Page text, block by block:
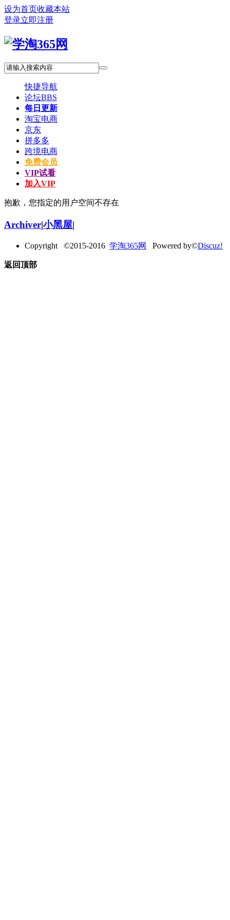
设为首页收藏本站
登录立即注册
快捷导航
论坛BBS
每日更新
淘宝电商
京东
拼多多
跨境电商
免费会员
VIP试看
加入VIP
抱歉，您指定的用户空间不存在
Archiver|小黑屋|
Copyright ©2015-2016 学淘365网 Powered by©Discuz!
返回顶部